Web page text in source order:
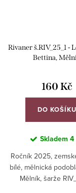
Rivaner š.RIV_25_1 -
Bettina,
160 Kč
DO KOŠÍKU
Skladem 4
Ročník 2025,
bílé, mělnická
Mělník, šarže